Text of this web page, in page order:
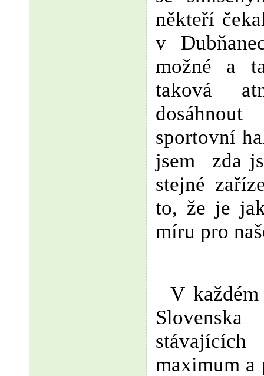
někteří
v
možné a
taková
sportovní
jsem
zda
stejné
to, že je
míru pro
V
maximum